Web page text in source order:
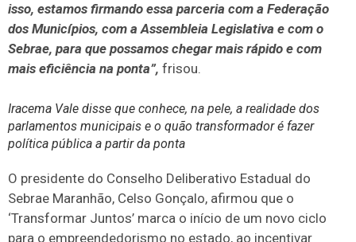
isso, estamos firmando essa parceria com a Federação
dos Municípios, com a Assembleia Legislativa e com o
Sebrae, para que possamos chegar mais rápido e com
mais eficiência na ponta”, frisou.
Iracema Vale disse que conhece, na pele, a realidade dos
parlamentos municipais e o quão transformador é fazer
política pública a partir da ponta
O presidente do Conselho Deliberativo Estadual do
Sebrae Maranhão, Celso Gonçalo, afirmou que o
‘Transformar Juntos’ marca o início de um novo ciclo
para o empreendedorismo no estado, ao incentivar